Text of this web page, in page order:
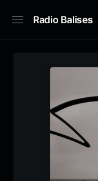
Radio Balises